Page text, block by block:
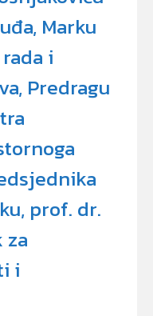
Marku
i
Predragu
prof. dr.
za
i